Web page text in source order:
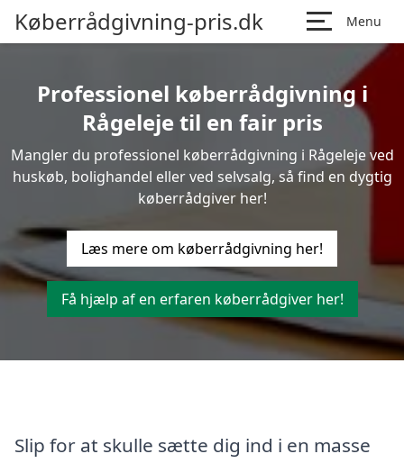
Køberrådgivning-pris.dk Menu
Professionel køberrådgivning i
Rågeleje til en fair pris
Mangler du professionel køberrådgivning i Rågeleje ved
huskøb, bolighandel eller ved selvsalg, så find en dygtig
køberrådgiver her!
Læs mere om køberrådgivning her!
Få hjælp af en erfaren køberrådgiver her!
Slip for at skulle sætte dig ind i en masse